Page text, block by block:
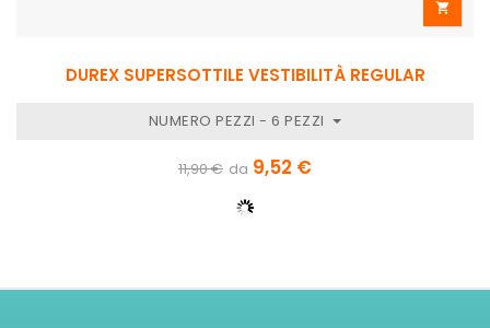

DUREX SUPERSOTTILE VESTIBILITÀ REGULAR
NUMERO PEZZI - 6 PEZZI
11,90 € da 9,52 €